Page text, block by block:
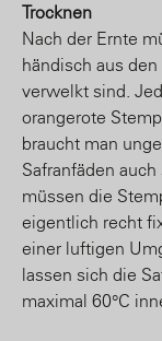
Trocknen
Nach der Ernte
händisch aus
verwelkt sind.
orangerote
braucht man
Safranfäden
müssen die
eigentlich recht
einer luftigen
lassen sich die
maximal 60°C